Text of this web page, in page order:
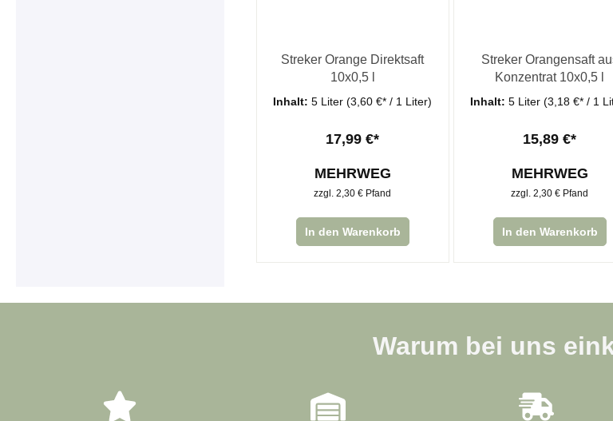
Streker Orange Direktsaft
10x0,5 l
Inhalt:5 Liter(3,60 €* / 1 Liter)
17,99 €*
MEHRWEG
zzgl. 2,30 € Pfand
In den Warenkorb
Streker Orangensaft
Konzentrat 10x0,5 l
Inhalt:5 Liter(3,18 €* / 1
15,89 €*
MEHRWEG
zzgl. 2,30 € Pfand
In den Warenkorb
Warum bei uns